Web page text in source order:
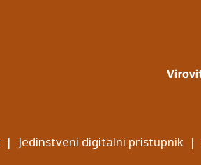
| Jedinstveni digitalni pristupnik|